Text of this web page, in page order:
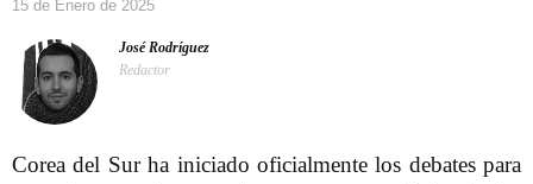
15 de Enero de 2025
José Rodríguez
Redactor
Corea del Sur ha iniciado oficialmente los debates para